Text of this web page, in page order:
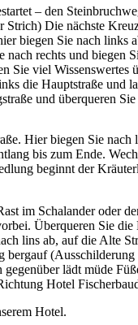
– den
Die nächste
biegen Sie nach links
rechts und biegen
viel Wissenswertes
die Hauptstraße und
und überqueren
Hier biegen Sie
bis zum Ende.
beginnt der
im Schalander oder
Überqueren Sie
lins ab, auf die Alte
lädt müde
Hotel
Hotel.